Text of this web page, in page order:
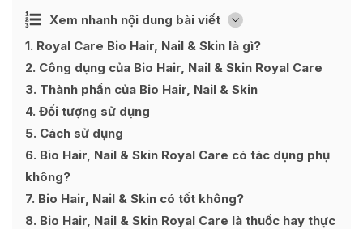
Xem nhanh nội dung bài viết [
Ẩn
1 Royal Care Bio Hair, Nail & Skin là gì?
2 Công dụng của Bio Hair, Nail & Skin Royal Care
3 Thành phần của Bio Hair, Nail & Skin
4 Đối tượng sử dụng
5 Cách sử dụng
6 Bio Hair, Nail & Skin Royal Care có tác dụng phụ
không?
7 Bio Hair, Nail & Skin có tốt không?
8 Bio Hair, Nail & Skin Royal Care là thuốc hay thực